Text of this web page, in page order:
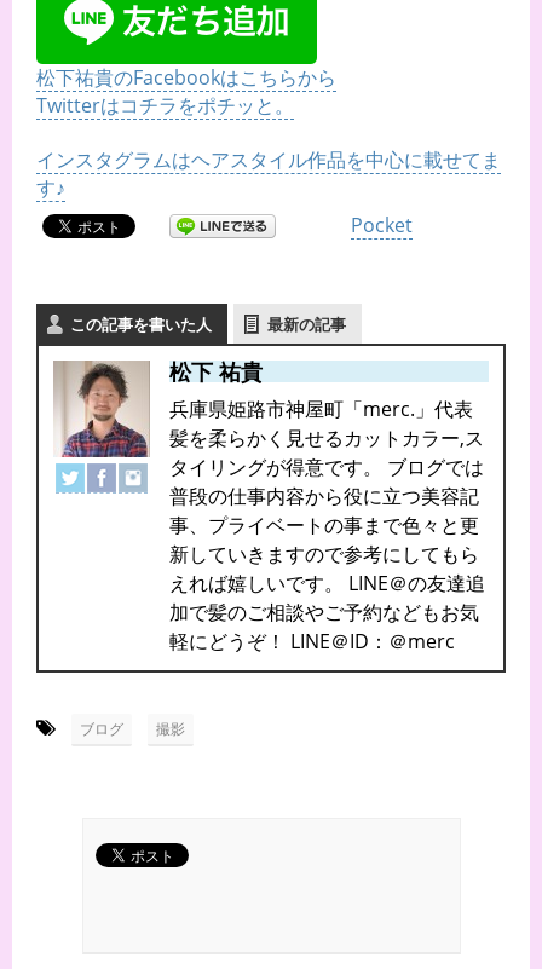
松下祐貴のFacebookはこちらから
Twitterはコチラをポチッと。
インスタグラムはヘアスタイル作品を中心に載せてま
す♪
Pocket
この記事を書いた人 最新の記事
松下 祐貴
兵庫県姫路市神屋町「merc.」代表
髪を柔らかく見せるカットカラー,ス
タイリングが得意です。 ブログでは
普段の仕事内容から役に立つ美容記
事、プライベートの事まで色々と更
新していきますので参考にしてもら
えれば嬉しいです。 LINE＠の友達追
加で髪のご相談やご予約などもお気
軽にどうぞ！ LINE＠ID：＠merc
ブログ 撮影